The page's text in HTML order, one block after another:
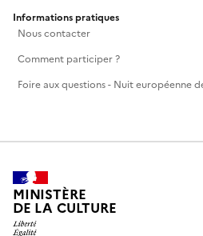
Informations pratiques
Nous contacter
Comment participer ?
Foire aux questions - Nuit européenne
MINISTÈRE
DE LA CULTURE